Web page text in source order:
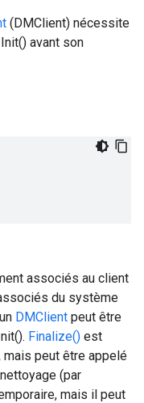
(DMClient) nécessite
avant son
associés au client
du système
DMClient peut être
Finalize() est
mais peut être appelé
(par
mais il peut